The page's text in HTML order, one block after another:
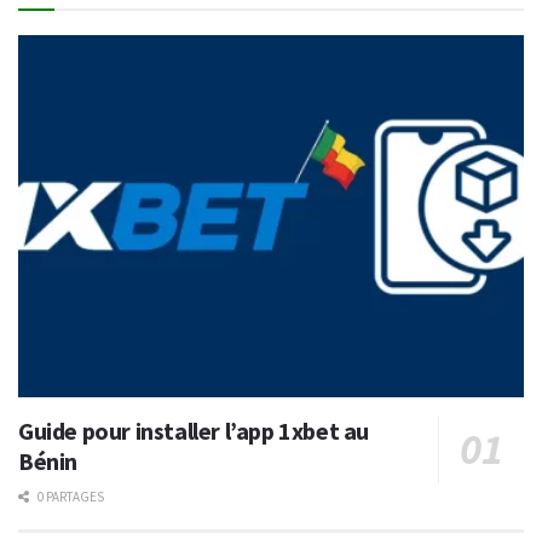
Guide pour installer l’app 1xbet au
Bénin
0 PARTAGES